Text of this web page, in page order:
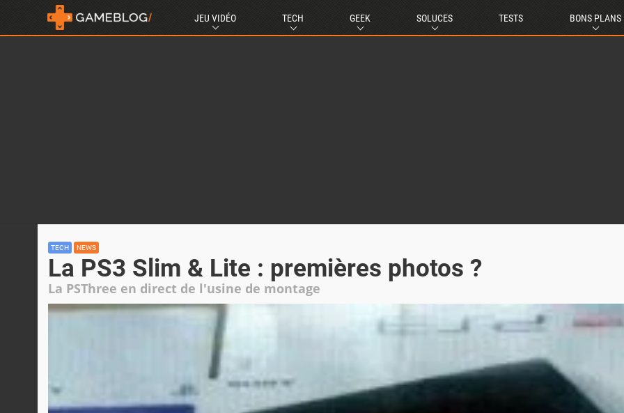
JEU VIDÉO TECH GEEK SOLUCES TESTS BONS PLANS
TECH NEWS
La PS3 Slim & Lite : premières photos ?
La PSThree en direct de l'usine de montage